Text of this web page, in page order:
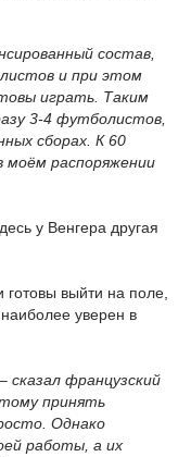
состав,
и при этом
играть. Таким
3-4 футболистов,
сборах. К 60
моём распоряжении
у Венгера другая
готовы выйти на поле,
уверен в
сказал французский
принять
Однако
работы, а их